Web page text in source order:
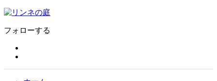
フォローする